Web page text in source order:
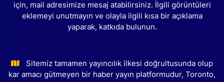
için, mail adresimize mesaj atabilirsiniz. İlgili görüntüleri
eklemeyi unutmayın ve olayla ilgili kısa bir açıklama
yaparak, katkıda bulunun.
Sitemiz tamamen yayıncılık ilkesi doğrultusunda olup
kar amacı gütmeyen bir haber yayın platformudur, Toronto,